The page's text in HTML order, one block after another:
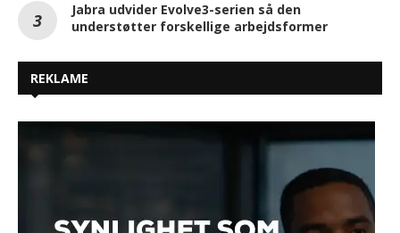
Jabra udvider Evolve3-serien så den
understøtter forskellige arbejdsformer
REKLAME